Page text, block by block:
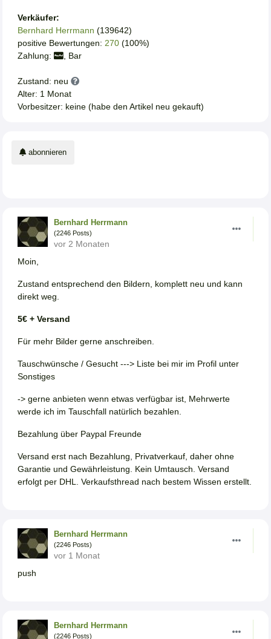
Verkäufer:
Bernhard Herrmann (139642)
positive Bewertungen: 270 (100%)
Zahlung:
, Bar
Zustand: neu
Alter: 1 Monat
Vorbesitzer: keine (habe den Artikel neu gekauft)
abonnieren
Bernhard Herrmann
(2246 Posts)
vor 2 Monaten
Moin,
Zustand entsprechend den Bildern, komplett neu und kann
direkt weg.
5€ + Versand
Für mehr Bilder gerne anschreiben.
Tauschwünsche / Gesucht ---> Liste bei mir im Profil unter
Sonstiges
-> gerne anbieten wenn etwas verfügbar ist, Mehrwerte
werde ich im Tauschfall natürlich bezahlen.
Bezahlung über Paypal Freunde
Versand erst nach Bezahlung, Privatverkauf, daher ohne
Garantie und Gewährleistung. Kein Umtausch. Versand
erfolgt per DHL. Verkaufsthread nach bestem Wissen erstellt.
Bernhard Herrmann
(2246 Posts)
vor 1 Monat
push
Bernhard Herrmann
(2246 Posts)